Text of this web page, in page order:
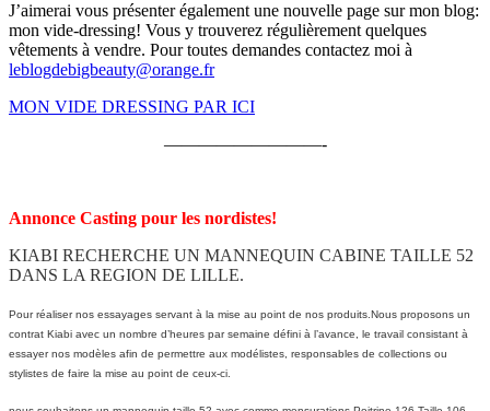
J’aimerai vous présenter également une nouvelle page sur mon blog:
mon vide-dressing! Vous y trouverez régulièrement quelques
vêtements à vendre. Pour toutes demandes contactez moi à
leblogdebigbeauty@orange.fr
MON VIDE DRESSING PAR ICI
—————————-
Annonce Casting pour les nordistes!
KIABI RECHERCHE UN MANNEQUIN CABINE TAILLE 52
DANS LA REGION DE LILLE.
Pour réaliser nos essayages servant à la mise au point de nos produits.Nous proposons un
contrat Kiabi avec un nombre d’heures par semaine défini à l’avance, le travail consistant à
essayer nos modèles afin de permettre aux modélistes, responsables de collections ou
stylistes de faire la mise au point de ceux-ci.